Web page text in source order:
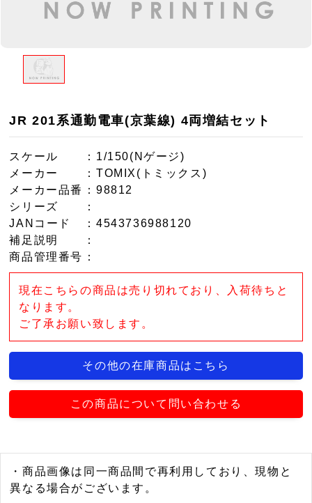
JR 201系通勤電車(京葉線) 4両増結セット
スケール
：1/150(Nゲージ)
メーカー
：TOMIX(トミックス)
メーカー品番
：98812
シリーズ
：
JANコード
：4543736988120
補足説明
：
商品管理番号 ：
現在こちらの商品は売り切れており、入荷待ちと
なります。
ご了承お願い致します。
その他の在庫商品はこちら
この商品について問い合わせる
・商品画像は同一商品間で再利用しており、現物と
異なる場合がございます。